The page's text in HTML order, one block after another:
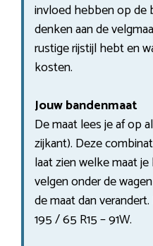
invloed hebben op de
denken aan de
rustige rijstijl hebt en
kosten.
Jouw bandenmaat
De maat lees je af op
zijkant). Deze
laat zien welke maat
velgen onder de
de maat dan
195 / 65 R15 – 91W.